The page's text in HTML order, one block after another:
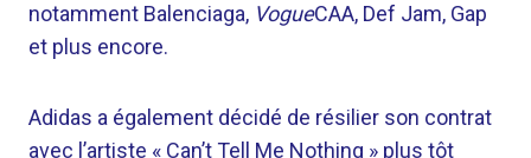
notamment Balenciaga, VogueCAA, Def Jam, Gap
et plus encore.
Adidas a également décidé de résilier son contrat
avec l’artiste « Can’t Tell Me Nothing » plus tôt